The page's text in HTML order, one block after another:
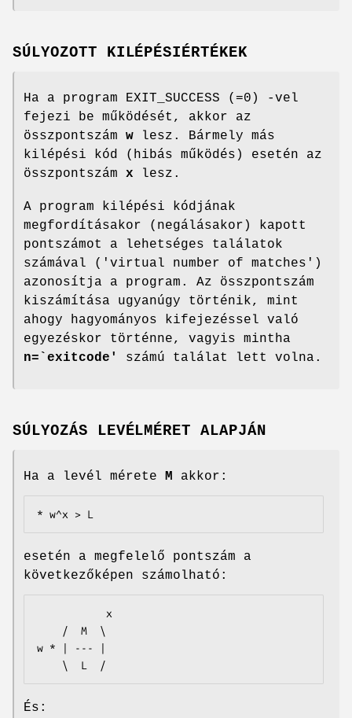
SÚLYOZOTT KILÉPÉSIÉRTÉKEK
Ha a program EXIT_SUCCESS (=0) -vel
fejezi be működését, akkor az
összpontszám w lesz. Bármely más
kilépési kód (hibás működés) esetén az
összpontszám x lesz.
A program kilépési kódjának
megfordításakor (negálásakor) kapott
pontszámot a lehetséges találatok
számával ('virtual number of matches')
azonosítja a program. Az összpontszám
kiszámítása ugyanúgy történik, mint
ahogy hagyományos kifejezéssel való
egyezéskor történne, vagyis mintha
n=`exitcode'
számú találat lett volna.
SÚLYOZÁS LEVÉLMÉRET ALAPJÁN
Ha a levél mérete M akkor:
* w^x > L
esetén a megfelelő pontszám a
következőképen számolható:
w * | --- |
    \  L  /
És: